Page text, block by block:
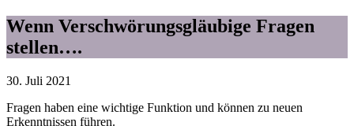
Wenn Verschwörungsgläubige Fragen
stellen….
30. Juli 2021
Fragen haben eine wichtige Funktion und können zu neuen
Erkenntnissen führen.